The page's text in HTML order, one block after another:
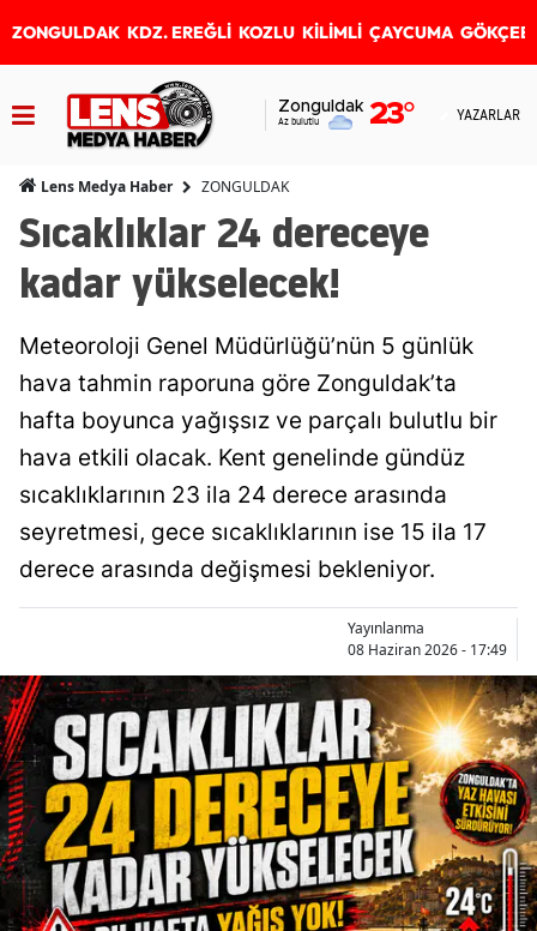
ZONGULDAK KDZ. EREĞLİ KOZLU KİLİMLİ ÇAYCUMA
Zonguldak
Az bulutlu 23° YAZARLAR
Lens Medya Haber ZONGULDAK
Sıcaklıklar 24 dereceye
kadar yükselecek!
Meteoroloji Genel Müdürlüğü’nün 5 günlük
hava tahmin raporuna göre Zonguldak’ta
hafta boyunca yağışsız ve parçalı bulutlu bir
hava etkili olacak. Kent genelinde gündüz
sıcaklıklarının 23 ila 24 derece arasında
seyretmesi, gece sıcaklıklarının ise 15 ila 17
derece arasında değişmesi bekleniyor.
Yayınlanma
08 Haziran 2026 - 17:49